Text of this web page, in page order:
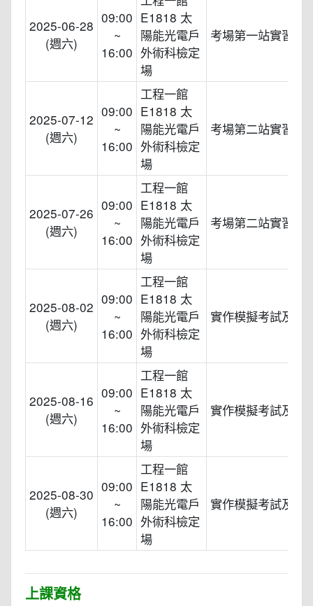
2025-06-28
(週六)
09:00
~
16:00
E1818 太
陽能光電戶
外術科檢定
場
考場第一站實習演
2025-07-12
(週六)
09:00
~
16:00
工程一館
E1818 太
陽能光電戶
外術科檢定
場
考場第二站實習演
2025-07-26
(週六)
09:00
~
16:00
工程一館
E1818 太
陽能光電戶
外術科檢定
場
考場第二站實習演
2025-08-02
(週六)
09:00
~
16:00
工程一館
E1818 太
陽能光電戶
外術科檢定
場
實作模擬考試及講
2025-08-16
(週六)
09:00
~
16:00
工程一館
E1818 太
陽能光電戶
外術科檢定
場
實作模擬考試及講
2025-08-30
(週六)
09:00
~
16:00
工程一館
E1818 太
陽能光電戶
外術科檢定
場
實作模擬考試及講
上課資格